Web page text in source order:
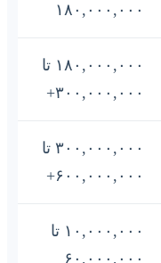
۱۸۰,۰۰۰,۰۰۰
۱۸۰,۰۰۰,۰۰۰ تا
۳۰۰,۰۰۰,۰۰۰+
۳۰۰,۰۰۰,۰۰۰ تا
۶۰۰,۰۰۰,۰۰۰+
۱۰,۰۰۰,۰۰۰ تا
۶۰,۰۰۰,۰۰۰